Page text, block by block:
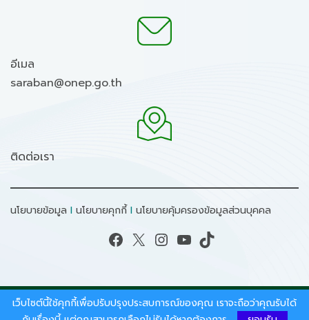
อีเมล
saraban@onep.go.th
ติดต่อเรา
นโยบายข้อมูล I นโยบายคุกกี้ I นโยบายคุ้มครองข้อมูลส่วนบุคคล
Facebook X Instagram YouTube TikTok
สงวนลิขสิทธิ์ © 2026 - สำนักงานนโยบายและแผน
เว็บไซต์นี้ใช้คุกกี้เพื่อปรับปรุงประสบการณ์ของคุณ เราจะถือว่าคุณรับได้